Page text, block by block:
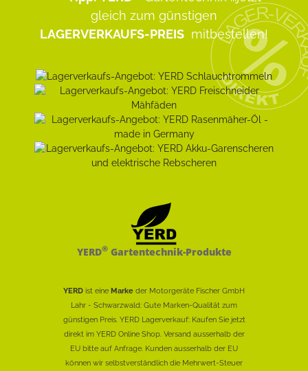
gleich zum günstigen
LAGERVERKAUFS-PREIS mitbestellen!
YERD®Gartentechnik-Produkte
YERD ist eine Marke der Motorgeräte Fischer GmbH
Lahr - Schwarzwald: Gute Marken-Qualität zum
günstigen Preis. YERD Lagerverkauf: Kaufen Sie jetzt
direkt im YERD Online Shop. Versand ausserhalb der
EU bitte auf Anfrage. Kunden ausserhalb der EU
können wir selbstverständlich die Mehrwert-Steuer